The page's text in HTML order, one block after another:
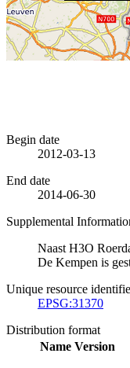
Begin date
2012-03-13
End date
2014-06-30
Supplemental
Naast H3O
De Kempen is
Unique resource
EPSG:31370
Distribution format
Name Version